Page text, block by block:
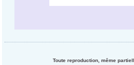
Toute reproduction, même